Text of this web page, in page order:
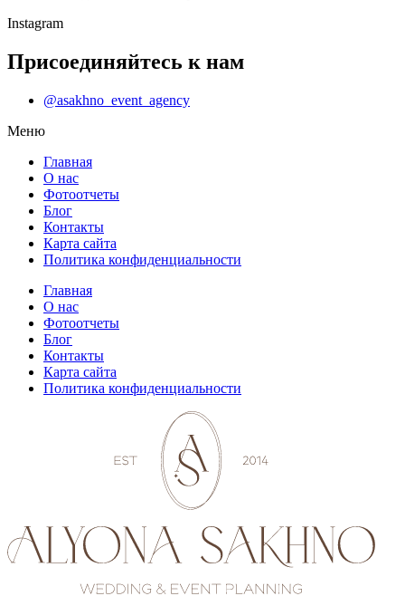
Instagram
Присоединяйтесь к нам
@asakhno_event_agency
Меню
Главная
О нас
Фотоотчеты
Блог
Контакты
Карта сайта
Политика конфиденциальности
Главная
О нас
Фотоотчеты
Блог
Контакты
Карта сайта
Политика конфиденциальности